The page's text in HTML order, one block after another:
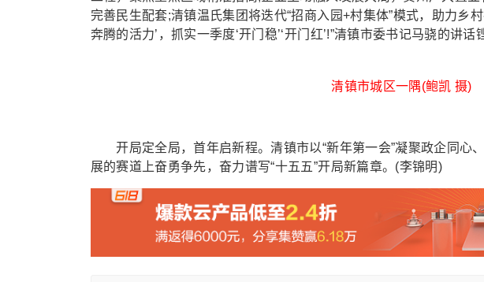
完善民生配套;清镇温氏集团将迭代“招商入园+村集体”模式，助力乡
奔腾的活力’，抓实一季度‘开门稳’‘开门红’!”清镇市委书记马骁的讲话
清镇市城区一隅(鲍凯 摄)
开局定全局，首年启新程。清镇市以“新年第一会”凝聚政企同心
展的赛道上奋勇争先，奋力谱写“十五五”开局新篇章。(李锦明)